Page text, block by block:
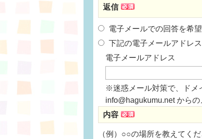
返信
電子メールでの回答を希
下記の電子メールアドレ
電子メールアドレス
※迷惑メール対策で、ドメ
info@hagukumu.net から
内容
（例）○○の場所を教えてく